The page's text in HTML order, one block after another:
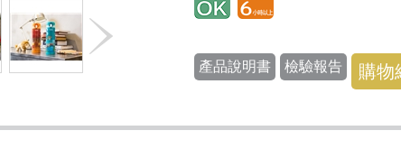
產品說明書 檢驗報告 購物